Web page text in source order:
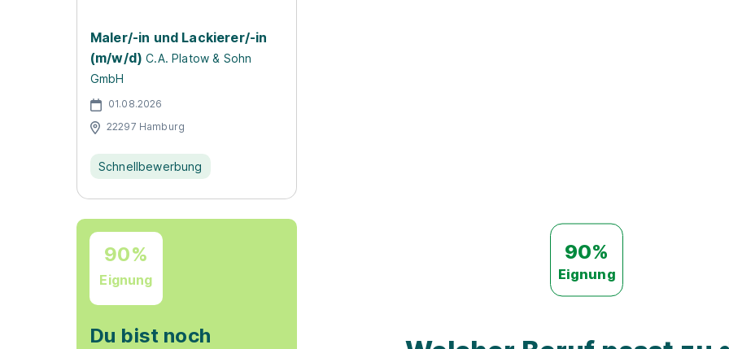
Maler/-in und Lackierer/-in
(m/w/d) C.A. Platow & Sohn
GmbH
01.08.2026
22297 Hamburg
Schnellbewerbung
90%
Eignung
Du bist noch
90%
Eignung